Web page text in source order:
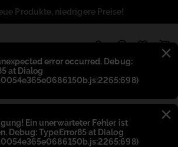
error occurred. Debug:
at Dialog
Ein unerwarteter Fehler ist
Debug: TypeError85 at Dialog
Produkte, niedrigere Preise!